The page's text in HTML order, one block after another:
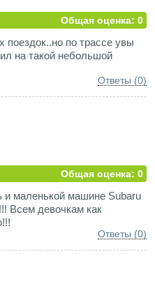
Общая оценка: 0
поездок..но по трассе увы
на такой небольшой
Ответы (0)
Общая оценка: 0
и маленькой машине Subaru
Всем девочкам как
Ответы (0)